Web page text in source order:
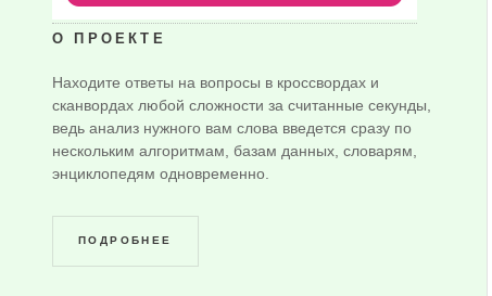
О ПРОЕКТЕ
Находите ответы на вопросы в кроссвордах и
сканвордах любой сложности за считанные секунды,
ведь анализ нужного вам слова введется сразу по
нескольким алгоритмам, базам данных, словарям,
энциклопедям одновременно.
ПОДРОБНЕЕ